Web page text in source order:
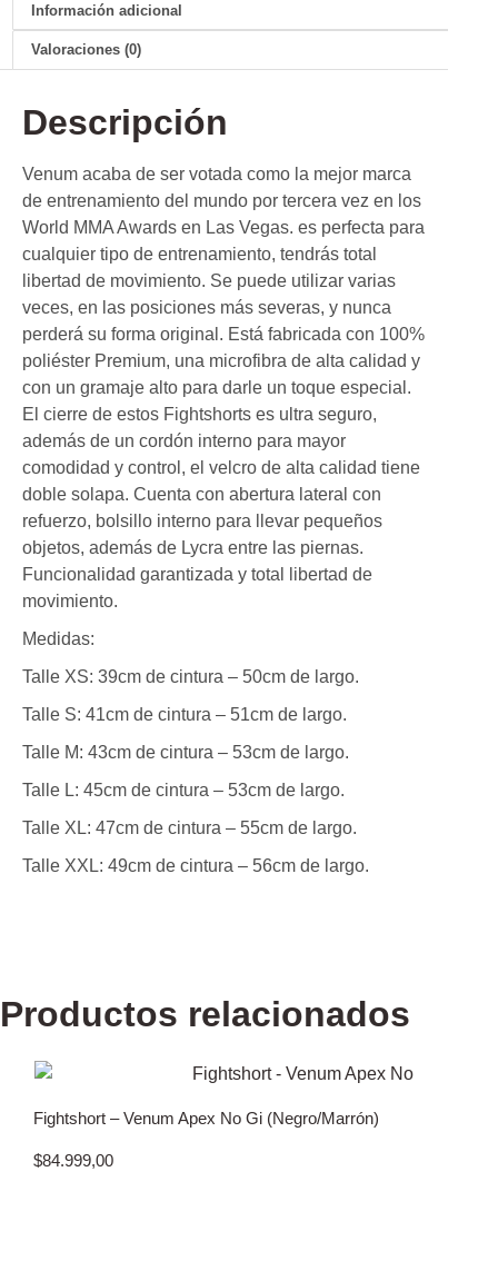
Información adicional
Valoraciones (0)
Descripción
Venum acaba de ser votada como la mejor marca
de entrenamiento del mundo por tercera vez en los
World MMA Awards en Las Vegas. es perfecta para
cualquier tipo de entrenamiento, tendrás total
libertad de movimiento. Se puede utilizar varias
veces, en las posiciones más severas, y nunca
perderá su forma original. Está fabricada con 100%
poliéster Premium, una microfibra de alta calidad y
con un gramaje alto para darle un toque especial.
El cierre de estos Fightshorts es ultra seguro,
además de un cordón interno para mayor
comodidad y control, el velcro de alta calidad tiene
doble solapa. Cuenta con abertura lateral con
refuerzo, bolsillo interno para llevar pequeños
objetos, además de Lycra entre las piernas.
Funcionalidad garantizada y total libertad de
movimiento.
Medidas:
Talle XS: 39cm de cintura – 50cm de largo.
Talle S: 41cm de cintura – 51cm de largo.
Talle M: 43cm de cintura – 53cm de largo.
Talle L: 45cm de cintura – 53cm de largo.
Talle XL: 47cm de cintura – 55cm de largo.
Talle XXL: 49cm de cintura – 56cm de largo.
Productos relacionados
Fightshort – Venum Apex No Gi (Negro/Marrón)
$84.999,00